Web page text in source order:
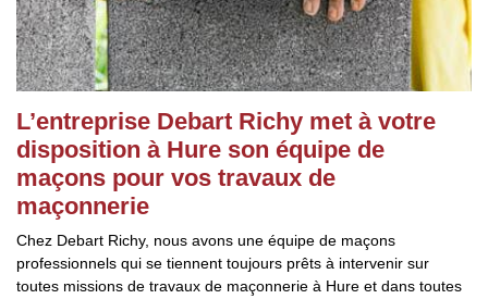
L’entreprise Debart Richy met à votre
disposition à Hure son équipe de
maçons pour vos travaux de
maçonnerie
Chez Debart Richy, nous avons une équipe de maçons
professionnels qui se tiennent toujours prêts à intervenir sur
toutes missions de travaux de maçonnerie à Hure et dans toutes